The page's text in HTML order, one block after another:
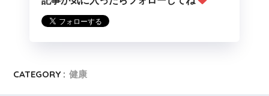
CATEGORY : 健康